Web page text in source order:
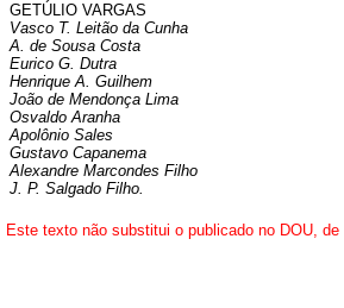
GETÚLIO VARGAS
Vasco T. Leitão da Cunha
A. de Sousa Costa
Eurico G. Dutra
Henrique A. Guilhem
João de Mendonça Lima
Osvaldo Aranha
Apolônio Sales
Gustavo Capanema
Alexandre Marcondes Filho
J. P. Salgado Filho.
Este texto não substitui o publicado no DOU, de